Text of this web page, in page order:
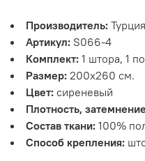
Производитель: Турция
Артикул: S066-4
Комплект: 1 штора, 1
Размер: 200х260 см.
Цвет: сиреневый
Плотность,
Состав ткани: 100%
Способ крепления: